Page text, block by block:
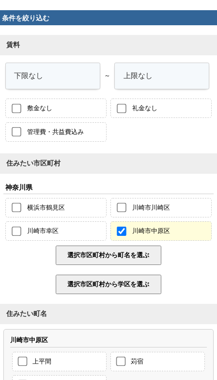
条件を絞り込む
賃料
～
敷金なし 礼金なし
管理費・共益費込み
住みたい市区町村
神奈川県
横浜市鶴見区 川崎市川崎区
川崎市幸区 川崎市中原区
住みたい町名
川崎市中原区
上平間 苅宿